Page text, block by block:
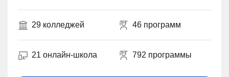
29 колледжей 46 программ
21 онлайн-школа 792 программы